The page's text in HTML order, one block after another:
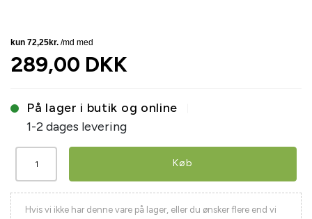
289,00 DKK
På lager i butik og online
1-2 dages levering
Køb
Hvis vi ikke har denne vare på lager, eller du ønsker flere end vi